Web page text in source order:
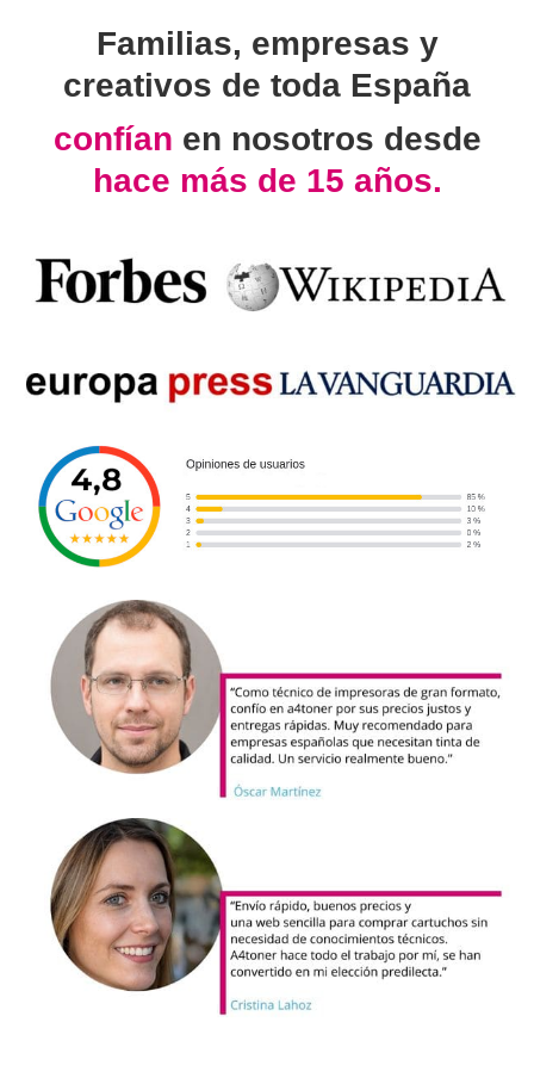
Familias, empresas y
creativos de toda España
confían en nosotros desde
hace más de 15 años.